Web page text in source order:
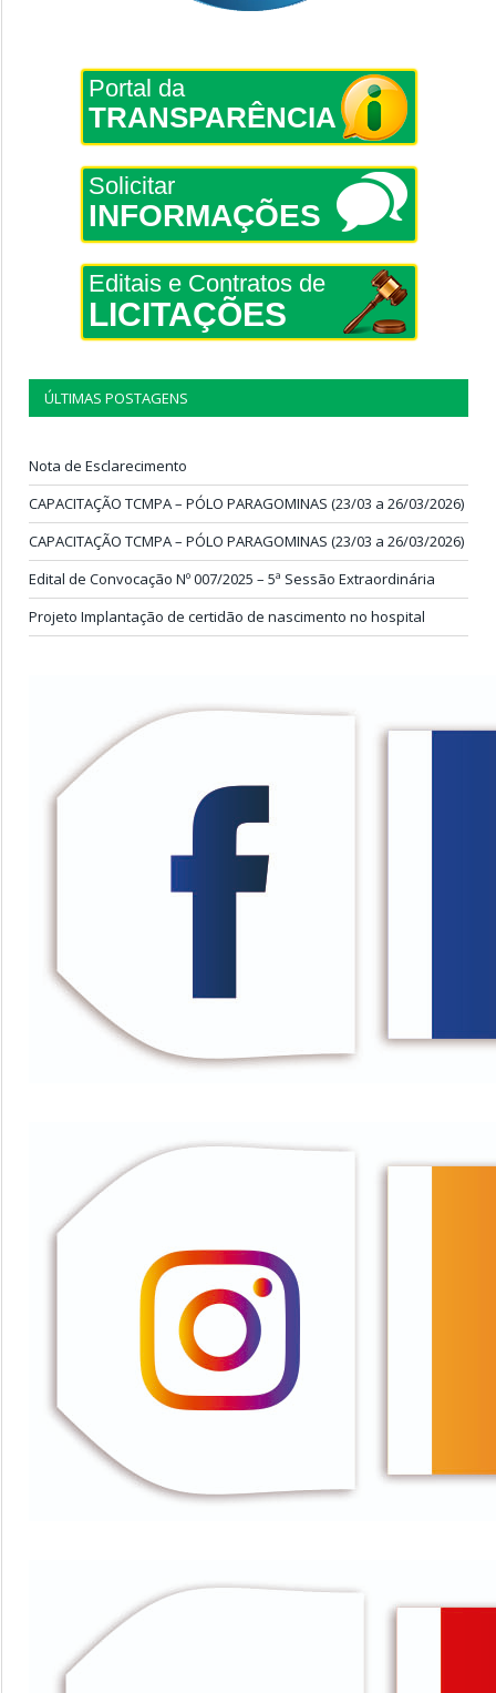
Portal da
TRANSPARÊNCIA
Solicitar
INFORMAÇÕES
Editais e Contratos de
LICITAÇÕES
ÚLTIMAS POSTAGENS
Nota de Esclarecimento
CAPACITAÇÃO TCMPA – PÓLO PARAGOMINAS (23/03 a 26/03/2026)
CAPACITAÇÃO TCMPA – PÓLO PARAGOMINAS (23/03 a 26/03/2026)
Edital de Convocação Nº 007/2025 – 5ª Sessão Extraordinária
Projeto Implantação de certidão de nascimento no hospital